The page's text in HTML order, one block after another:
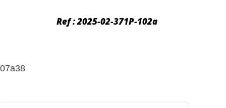
Ref : 2025-02-371P-102a